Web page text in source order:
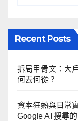
Recent Posts
拆局甲骨文：大
何去何從？
資本狂熱與日常
Google AI 搜尋